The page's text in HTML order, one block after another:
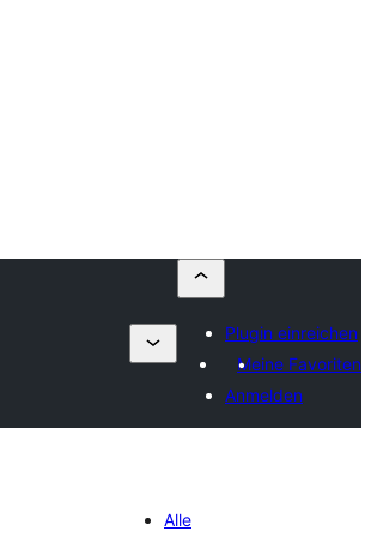
Plugin einreichen
Meine Favoriten
Anmelden
Alle